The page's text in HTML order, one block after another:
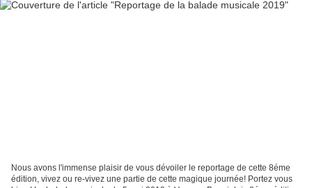
Nous avons l'immense plaisir de vous dévoiler le reportage de cette 8éme
édition, vivez ou re-vivez une partie de cette magique journée! Portez vous